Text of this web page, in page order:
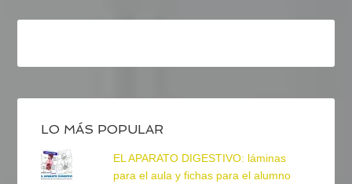
LO MÁS POPULAR
EL APARATO DIGESTIVO: láminas
para el aula y fichas para el alumno